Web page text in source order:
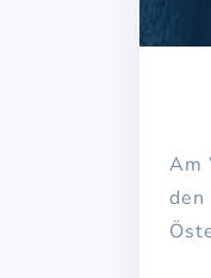
Am
den